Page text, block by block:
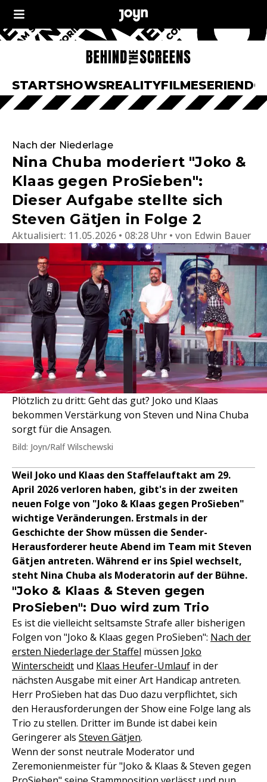
STARTSHOWSREALITYFILMESERIEN
Nach der Niederlage
Nina Chuba moderiert "Joko &
Klaas gegen ProSieben":
Dieser Aufgabe stellte sich
Steven Gätjen in Folge 2
Aktualisiert: 11.05.2026 • 08:28 Uhr von Edwin Bauer
Plötzlich zu dritt: Geht das gut? Joko und Klaas
bekommen Verstärkung von Steven und Nina Chuba
sorgt für die Ansagen.
Bild: Joyn/Ralf Wilschewski
Weil Joko und Klaas den Staffelauftakt am 29.
April 2026 verloren haben, gibt's in der zweiten
neuen Folge von "Joko & Klaas gegen ProSieben"
wichtige Veränderungen. Erstmals in der
Geschichte der Show müssen die Sender-
Herausforderer heute Abend im Team mit Steven
Gätjen antreten. Während er ins Spiel wechselt,
steht Nina Chuba als Moderatorin auf der Bühne.
"Joko & Klaas & Steven gegen
ProSieben": Duo wird zum Trio
Es ist die vielleicht seltsamste Strafe aller bisherigen
Folgen von "Joko & Klaas gegen ProSieben": Nach der
ersten Niederlage der Staffel müssen Joko
Winterscheidt und Klaas Heufer-Umlauf in der
nächsten Ausgabe mit einer Art Handicap antreten.
Herr ProSieben hat das Duo dazu verpflichtet, sich
den Herausforderungen der Show eine Folge lang als
Trio zu stellen. Dritter im Bunde ist dabei kein
Geringerer als Steven Gätjen.
Wenn der sonst neutrale Moderator und
Zeremonienmeister für "Joko & Klaas & Steven gegen